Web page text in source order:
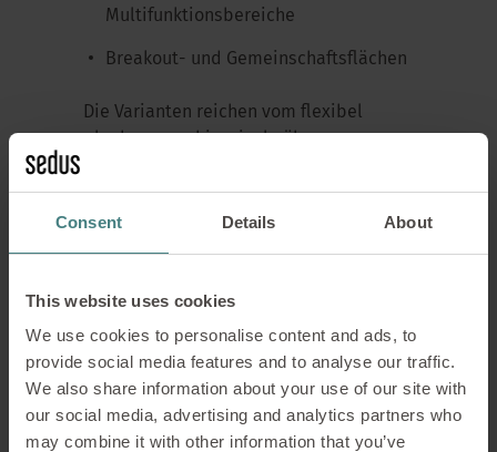
Consent Details About
This website uses cookies
We use cookies to personalise content and ads, to
provide social media features and to analyse our traffic.
We also share information about your use of our site with
our social media, advertising and analytics partners who
may combine it with other information that you’ve
Multifunktionsbereiche
Breakout- und Gemeinschaftsflächen
Die Varianten reichen vom flexibel
planbarense:hivesingleüber
zu halbgeschlossenen Settings wie
se:hive
und 120°-Elemente), Höhen, Add-
und vis-à-vis-Planungen lässt sich der
Raum exakt an Nutzungsszenarien
anpassen. So entstehen Zonen, die Open
Spaces nicht unterbrechen, sondern
sinnvoll gliedern.